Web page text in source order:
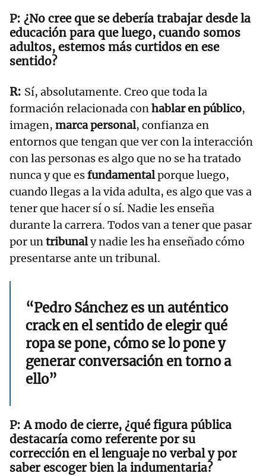
¿No cree que se debería trabajar desde la
educación para que luego, cuando somos
adultos, estemos más curtidos en ese
sentido?
Sí, absolutamente. Creo que toda la
formación relacionada conhablar en público,
imagen, marca personal, confianza en
entornos que tengan que ver con la interacción
con las personas es algo que no se ha tratado
nunca y que esfundamentalporque luego,
cuando llegas a la vida adulta, es algo que vas a
tener que hacer sí o sí. Nadie les enseña
durante la carrera. Todos van a tener que pasar
por untribunaly nadie les ha enseñado cómo
presentarse ante un tribunal.
“Pedro Sánchez es un auténtico
crack en el sentido de elegir qué
ropa se pone, cómo se lo pone y
generar conversación en torno a
ello”
A modo de cierre, ¿qué figura pública
destacaría como referente por su
corrección en el lenguaje no verbal y por
saber escoger bien la indumentaria?